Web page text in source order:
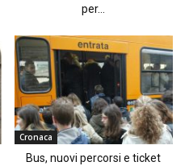
per...
Cronaca
Bus, nuovi percorsi e ticket